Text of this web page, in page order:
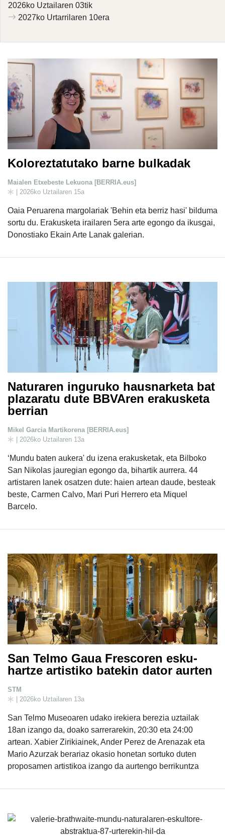
2026ko Uztailaren 03tik
2027ko Urtarrilaren 10era
Koloreztatutako barne bulkadak
Maialen Etxebeste Lekuona [BERRIA.eus]
| 2026ko Uztailaren 15a
Oaia Peruarena margolariak 'Behin eta berriz hasi' bilduma
sortu du. Erakusketa irailaren 5era arte egongo da ikusgai,
Donostiako Ekain Arte Lanak galerian.
Naturaren inguruko hausnarketa bat
plazaratu dute BBVAren erakusketa
berrian
Mikel Garcia Martikorena [BERRIA.eus]
| 2026ko Uztailaren 13a
‘Mundu baten aukera' du izena erakusketak, eta Bilboko
San Nikolas jauregian egongo da, bihartik aurrera. 44
artistaren lanek osatzen dute: haien artean daude, besteak
beste, Carmen Calvo, Mari Puri Herrero eta Miquel
Barcelo.
San Telmo Gaua Frescoren esku-
hartze artistiko batekin dator aurten
STM
| 2026ko Uztailaren 13a
San Telmo Museoaren udako irekiera berezia uztailak
18an izango da, doako sarrerarekin, 20:30 eta 24:00
artean. Xabier Zirikiainek, Ander Perez de Arenazak eta
Mario Azurzak berariaz okasio honetan sortuko duten
proposamen artistikoa izango da aurtengo berrikuntza